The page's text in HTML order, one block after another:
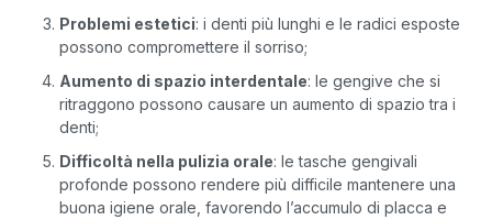
Problemi estetici: i denti più lunghi e le radici esposte
possono compromettere il sorriso;
Aumento di spazio interdentale: le gengive che si
ritraggono possono causare un aumento di spazio tra i
denti;
Difficoltà nella pulizia orale: le tasche gengivali
profonde possono rendere più difficile mantenere una
buona igiene orale, favorendo l’accumulo di placca e